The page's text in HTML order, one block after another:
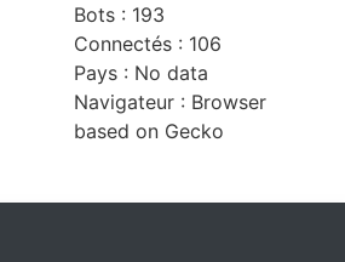
Bots : 193
Connectés : 106
Pays : No data
Navigateur : Browser
based on Gecko